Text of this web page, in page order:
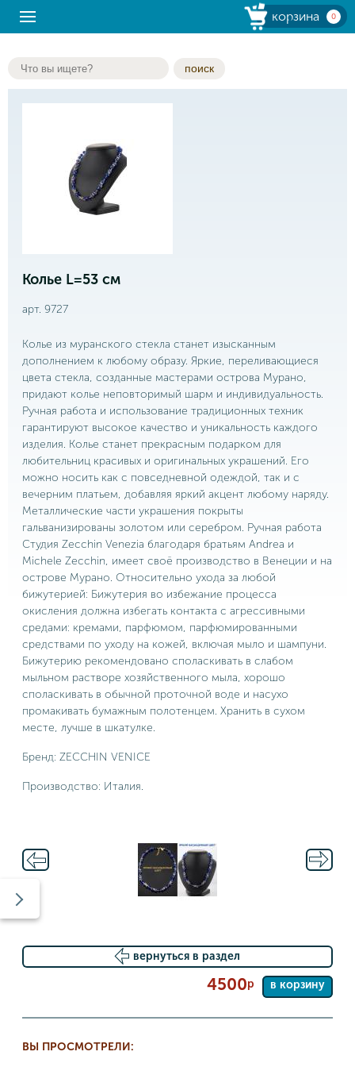
корзина 0
поиск
Колье L=53 см
арт. 9727
Колье из муранского стекла станет изысканным
дополнением к любому образу. Яркие, переливающиеся
цвета стекла, созданные мастерами острова Мурано,
придают колье неповторимый шарм и индивидуальность.
Ручная работа и использование традиционных техник
гарантируют высокое качество и уникальность каждого
изделия. Колье станет прекрасным подарком для
любительниц красивых и оригинальных украшений. Его
можно носить как с повседневной одеждой, так и с
вечерним платьем, добавляя яркий акцент любому наряду.
Металлические части украшения покрыты
гальванизированы золотом или серебром. Ручная работа
Студия Zecchin Venezia благодаря братьям Andrea и
Michele Zecchin, имеет своё производство в Венеции и на
острове Мурано. Относительно ухода за любой
бижутерией: Бижутерия во избежание процесса
окисления должна избегать контакта с агрессивными
средами: кремами, парфюмом, парфюмированными
средствами по уходу на кожей, включая мыло и шампуни.
Бижутерию рекомендовано споласкивать в слабом
мыльном растворе хозяйственного мыла, хорошо
споласкивать в обычной проточной воде и насухо
промакивать бумажным полотенцем. Хранить в сухом
месте, лучше в шкатулке.
Бренд: ZECCHIN VENICE
Производство: Италия.
вернуться в раздел
4500р в корзину
ВЫ ПРОСМОТРЕЛИ: